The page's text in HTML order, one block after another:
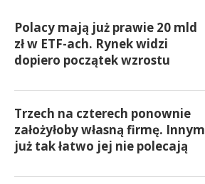
Polacy mają już prawie 20 mld
zł w ETF-ach. Rynek widzi
dopiero początek wzrostu
Trzech na czterech ponownie
założyłoby własną firmę. Innym
już tak łatwo jej nie polecają